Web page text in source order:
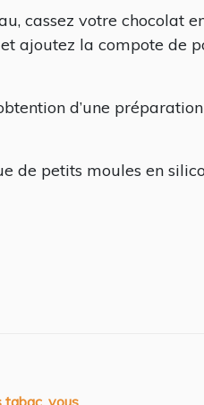
cassez votre chocolat
ajoutez la compote de
d’une
de petits moules en
tabac, vous